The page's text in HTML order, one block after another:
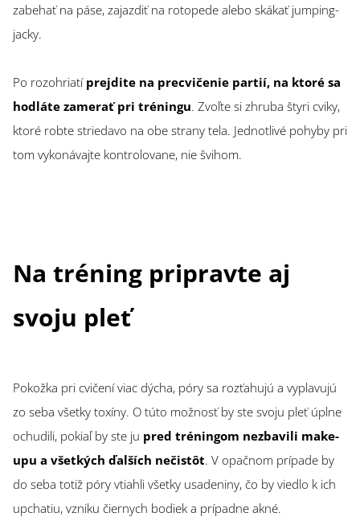
zabehať na páse, zajazdiť na rotopede alebo skákať jumping-
jacky.
Po rozohriatí prejdite na precvičenie partií, na ktoré sa
hodláte zamerať pri tréningu. Zvoľte si zhruba štyri cviky,
ktoré robte striedavo na obe strany tela. Jednotlivé pohyby pri
tom vykonávajte kontrolovane, nie švihom.
Na tréning pripravte aj
svoju pleť
Pokožka pri cvičení viac dýcha, póry sa rozťahujú a vyplavujú
zo seba všetky toxíny. O túto možnosť by ste svoju pleť úplne
ochudili, pokiaľ by ste ju pred tréningom nezbavili make-
upu a všetkých ďalších nečistôt. V opačnom prípade by
do seba totiž póry vtiahli všetky usadeniny, čo by viedlo k ich
upchatiu, vzniku čiernych bodiek a prípadne akné.